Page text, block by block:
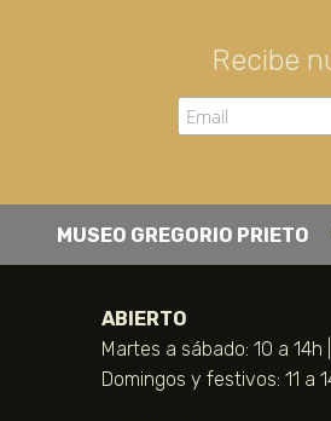
Recibe
MUSEO GREGORIO PRIETO
ABIERTO
Martes a sábado: 10 a 14h
Domingos y festivos: 11 a